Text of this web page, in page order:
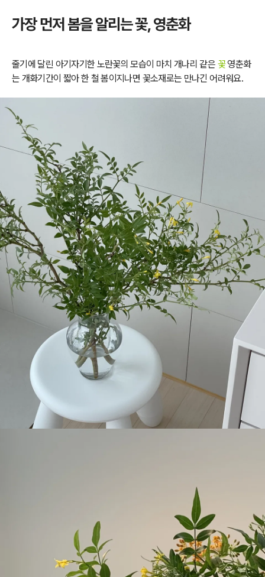
가장 먼저 봄을 알리는 꽃, 영춘화
줄기에 달린 아기자기한 노란꽃의 모습이 마치 개나리 같은 꽃영춘화
는 개화기간이 짧아 한 철 봄이지나면 꽃소재로는 만나긴 어려워요.